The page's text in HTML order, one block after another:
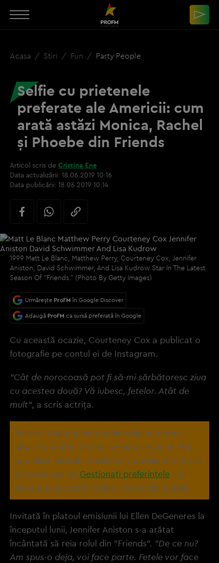
Acasa Stiri Fun Party People
Selfie cu prietenele
preferate ale Americii: cum
arată astăzi Monica, Rachel
și Phoebe din Friends
Articol scris de Cristina Ene
Data actualizării: 18.06.2019 10:16
Data publicării: 18.06.2019 10:14
1999 Matt Le Blanc, Matthew Perry, Courteney Cox, Jennifer
Aniston, David Schwimmer, And Lisa Kudrow Star In The Latest
Season Of "Friends." (Photo By Getty Images)
Urmărește ProFM în Google Discover
Adaugă ProFM ca sursă preferată în Google
Cu această ocazie, Courteney Cox a publicat o
fotografie pe contul ei de Instagram.
"Cât de norocoasă pot fi să-mi sărbătoresc ziua
cu acestea două? Vă iubesc, fetelor. Atât de
mult", a scris actriţa.
Setarile tale privind cookie-urile nu permit
afisarea continutul din aceasta sectiune. Poti
actualiza setarile modulelor coookie direct din
browser sau de Gestionați preferințele – e
nevoie sa accepti cookie-urile social media
Invitată în platoul emisiunii lui Ellen DeGeneres la
începutul lunii, Jennifer Aniston s-a arătat
încântată să reia rolul din "Friends". "De ce nu?
Am spus-o deja, voi face parte. Fetele vor face